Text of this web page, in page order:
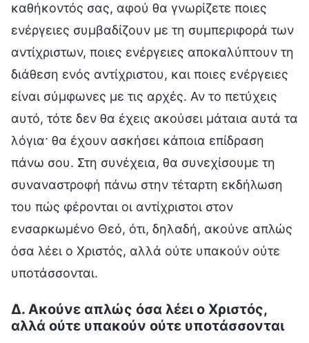
καθήκοντός σας, αφού θα γνωρίζετε ποιες
ενέργειες συμβαδίζουν με τη συμπεριφορά των
αντίχριστων, ποιες ενέργειες αποκαλύπτουν τη
διάθεση ενός αντίχριστου, και ποιες ενέργειες
είναι σύμφωνες με τις αρχές. Αν το πετύχεις
αυτό, τότε δεν θα έχεις ακούσει μάταια αυτά τα
λόγια· θα έχουν ασκήσει κάποια επίδραση
πάνω σου. Στη συνέχεια, θα συνεχίσουμε τη
συναναστροφή πάνω στην τέταρτη εκδήλωση
του πώς φέρονται οι αντίχριστοι στον
ενσαρκωμένο Θεό, ότι, δηλαδή, ακούνε απλώς
όσα λέει ο Χριστός, αλλά ούτε υπακούν ούτε
υποτάσσονται.
Δ. Ακούνε απλώς όσα λέει ο Χριστός,
αλλά ούτε υπακούν ούτε υποτάσσονται